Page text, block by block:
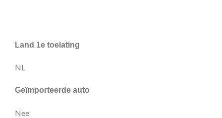
Land 1e toelating
NL
Geïmporteerde auto
Nee